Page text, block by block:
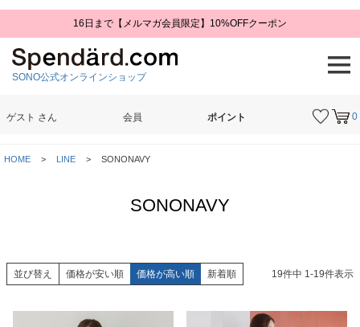
16日まで【メルマガ会員限定】10%OFFクーポン
SONO公式オンラインショップ
0
ゲスト さん 会員 ポイント
HOME LINE SONONAVY
SONONAVY
並び替え 価格が安い順 価格が高い順 新着順 19件中 1-19件表示